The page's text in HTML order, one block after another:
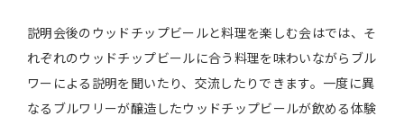
説明会後のウッドチップビールと料理を楽しむ会はでは、そ
れぞれのウッドチップビールに合う料理を味わいながらブル
ワーによる説明を聞いたり、交流したりできます。一度に異
なるブルワリーが醸造したウッドチップビールが飲める体験